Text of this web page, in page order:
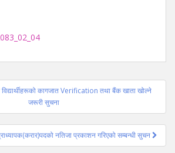
विद्यार्थीहरूको कागजात Verification तथा बैंक खाता खोल्ने
जरूरी सुचना
नतिजा प्रकाशन गरिएको सम्बन्धी सुचन